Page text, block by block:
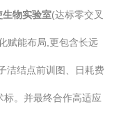
生物实验室(达标零交叉
赋能布局,更包含长远
洁结点前训图、日耗费
标。并最终合作高适应